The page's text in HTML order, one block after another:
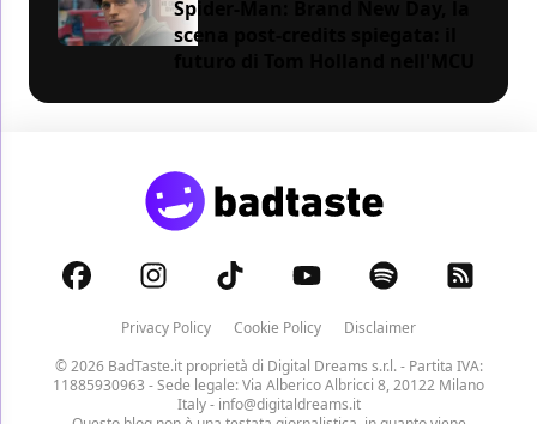
Spider-Man: Brand New Day, la
scena post-credits spiegata: il
Privacy Policy Cookie Policy
Disclaimer
© 2026 BadTaste.it proprietà di Digital Dreams s.r.l.- Partita IVA:
11885930963 - Sede legale: Via Alberico Albricci 8, 20122 Milano
Italy - info@digitaldreams.it